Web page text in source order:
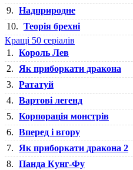
9. Надприродне
10. Теорія брехні
Кращі 50 серіалів
1. Король Лев
2.
Як приборкати дракона
3. Рататуй
4. Вартові легенд
5. Корпорація монстрів
6. Вперед і вгору
7.
Як приборкати дракона 2
8. Панда Кунг-Фу